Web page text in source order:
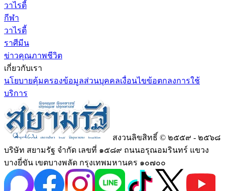
วาไรตี้
กีฬา
วาไรตี้
ราศีมีน
ข่าวคุณภาพชีวิต
เกี่ยวกับเรา
นโยบายคุ้มครองข้อมูลส่วนบุคคลเงื่อนไขข้อตกลงการใช้
บริการ
สงวนลิขสิทธิ์ © ๒๕๕๙ - ๒๕๖๘
บริษัท สยามรัฐ จำกัด เลขที่ ๑๕๘๙ ถนนอรุณอมรินทร์ แขวง
บางยี่ขัน เขตบางพลัด กรุงเทพมหานคร ๑๐๗๐๐